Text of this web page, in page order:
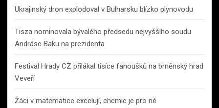
Ukrajinský dron explodoval v Bulharsku blízko plynovodu
Tisza nominovala bývalého předsedu nejvyššího soudu
Andráse Baku na prezidenta
Festival Hrady CZ přilákal tisíce fanoušků na brněnský hrad
Veveří
Žáci v matematice excelují, chemie je pro ně